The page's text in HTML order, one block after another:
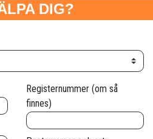
DIG?
Registernummer (om så
finnes)